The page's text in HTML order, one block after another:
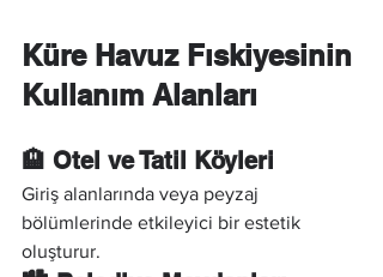
Küre Havuz Fıskiyesinin
Kullanım Alanları
🏨 Otel ve Tatil Köyleri
Giriş alanlarında veya peyzaj
bölümlerinde etkileyici bir estetik
oluşturur.